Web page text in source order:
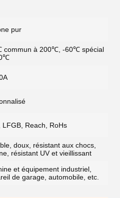
pur
commun à 200℃, -60℃ spécial
LFGB, Reach, RoHs
doux, résistant aux chocs,
résistant UV et vieillissant
et équipement industriel,
de garage, automobile, etc.